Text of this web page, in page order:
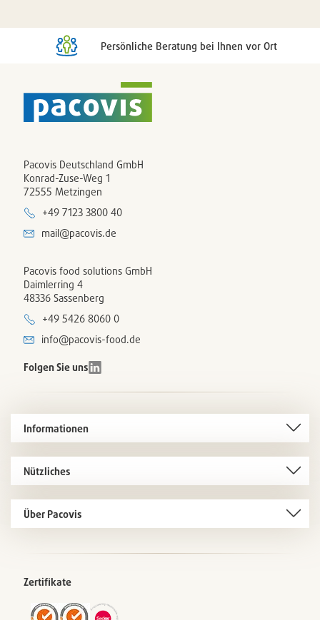
Persönliche Beratung bei Ihnen vor Ort
Pacovis Deutschland GmbH
Konrad-Zuse-Weg 1
72555 Metzingen
+49 7123 3800 40
mail@pacovis.de
Pacovis food solutions GmbH
Daimlerring 4
48336 Sassenberg
+49 5426 8060 0
info@pacovis-food.de
Folgen Sie uns
Informationen
Nützliches
Über Pacovis
Zertifikate